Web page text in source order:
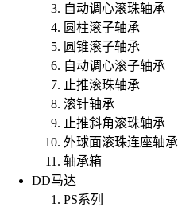
自动调心滚珠轴承
圆柱滚子轴承
圆锥滚子轴承
自动调心滚子轴承
止推滚珠轴承
滚针轴承
止推斜角滚珠轴承
外球面滚珠连座轴承
轴承箱
DD马达
PS系列